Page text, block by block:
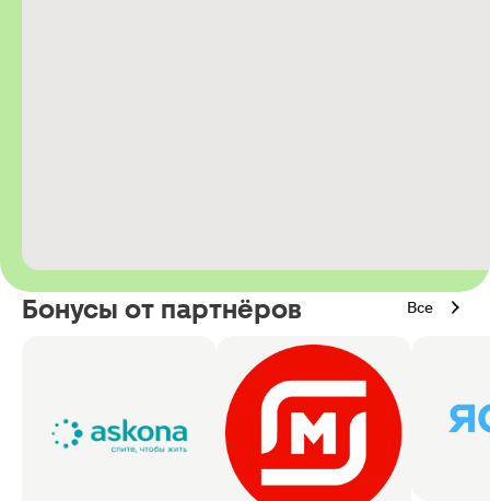
Бонусы от партнёров Все